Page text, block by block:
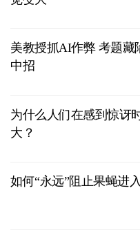
美教授抓AI作弊 考题藏
中招
为什么人们在感到惊讶
大？
如何“永远”阻止果蝇进